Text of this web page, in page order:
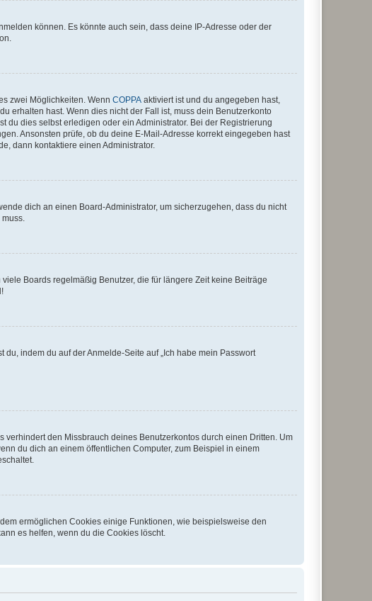
können. Es könnte auch sein, dass deine IP-Adresse oder der
zwei Möglichkeiten. Wenn COPPA aktiviert ist und du angegeben hast,
erhalten hast. Wenn dies nicht der Fall ist, muss dein Benutzerkonto
dies selbst erledigen oder ein Administrator. Bei der Registrierung
Ansonsten prüfe, ob du deine E-Mail-Adresse korrekt eingegeben hast
dann kontaktiere einen Administrator.
dich an einen Board-Administrator, um sicherzugehen, dass du nicht
Boards regelmäßig Benutzer, die für längere Zeit keine Beiträge
indem du auf der Anmelde-Seite auf „Ich habe mein Passwort
den Missbrauch deines Benutzerkontos durch einen Dritten. Um
du dich an einem öffentlichen Computer, zum Beispiel in einem
ermöglichen Cookies einige Funktionen, wie beispielsweise den
es helfen, wenn du die Cookies löscht.